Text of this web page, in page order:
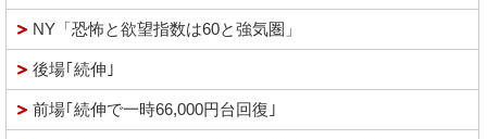
NY「恐怖と欲望指数は60と強気圏」
後場｢続伸｣
前場｢続伸で一時66,000円台回復｣